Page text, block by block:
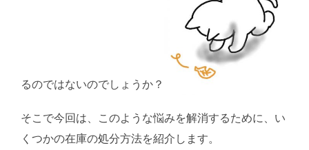
るのではないのでしょうか？
そこで今回は、このような悩みを解消するために、い
くつかの在庫の処分方法を紹介します。